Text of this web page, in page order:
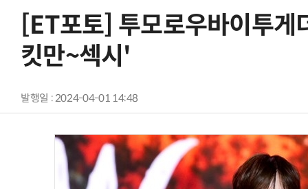
[ET포토] 투모로우바이투게
킷만~섹시'
발행일 : 2024-04-01 14:48
AI Native Enterprise를 지원하는 AI Ready Data